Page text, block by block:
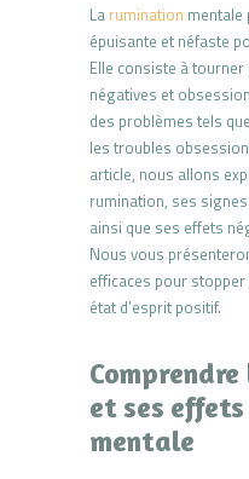
La rumination mentale
épuisante et néfaste
Elle consiste à
négatives et
des problèmes tels
les troubles
article, nous allons
rumination, ses
ainsi que ses effets
Nous vous
efficaces pour
état d’esprit positif.
et ses
mentale